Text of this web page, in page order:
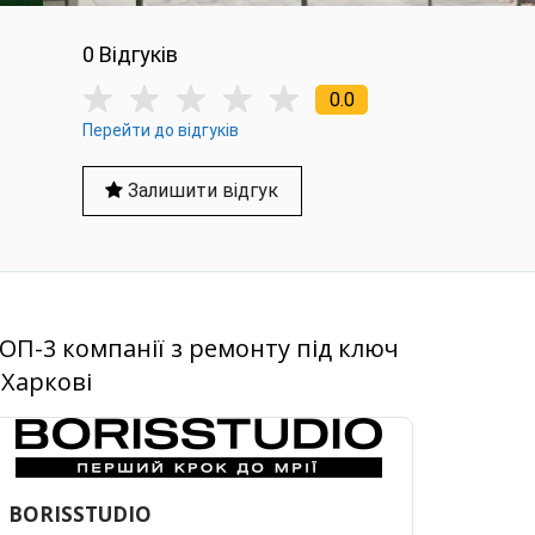
0 Вiдгукiв
0.0
Перейти до відгуків
Залишити відгук
3 компанії з ремонту під ключ
BORISSTUDIO